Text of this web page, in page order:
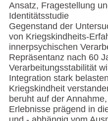
Ansatz, Fragestellung
Identitätsstudie
Gegenstand der
von Kriegskindheits-
innerpsychischen
Repräsentanz nach 60
Verarbeitungsstabilität
Integration stark
Kriegskindheit
beruht auf der
Erlebnisse prägend in